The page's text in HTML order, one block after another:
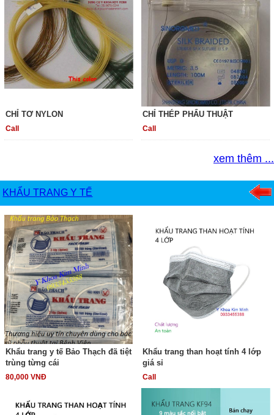
CHỈ TƠ NYLON
Call
CHỈ THÉP PHẨU THUẬT
Call
xem thêm ...
KHẨU TRANG Y TẾ
Khẩu trang y tế Bảo Thạch đã tiệt
trùng từng cái
80,000 VNĐ
Khẩu trang than hoạt tính 4 lớp
giá sỉ
Call